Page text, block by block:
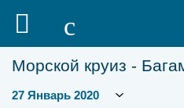
Морской круиз -